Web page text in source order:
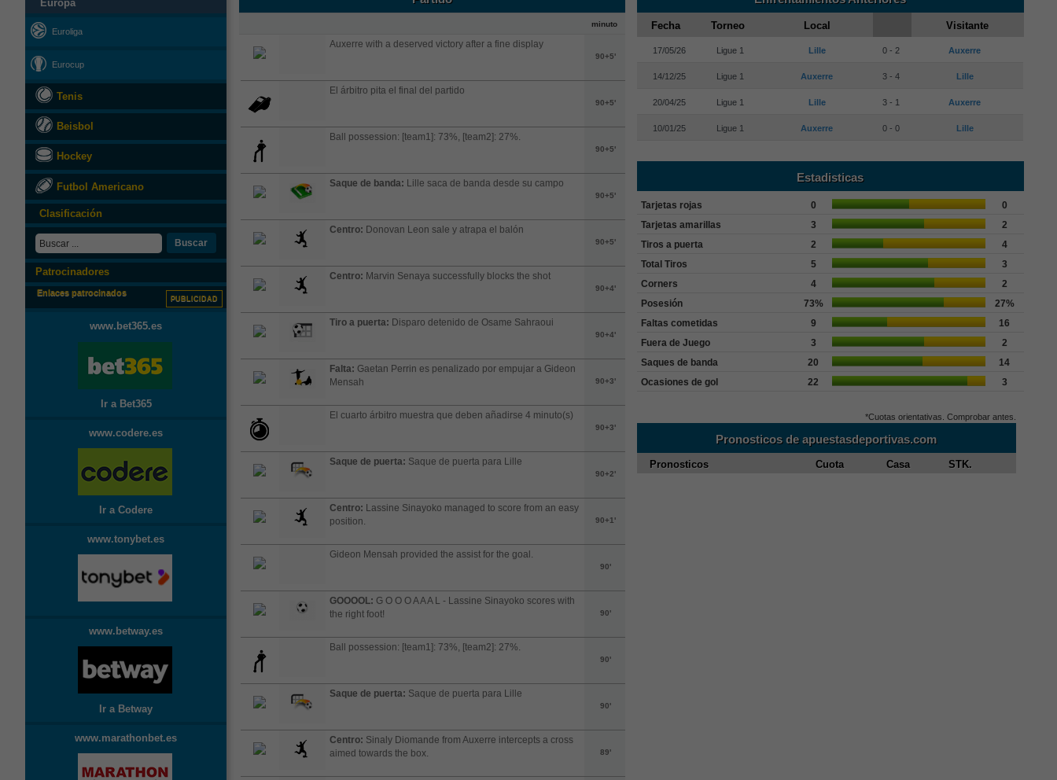
Europa
Euroliga
Eurocup
Tenis
Beisbol
Hockey
Futbol Americano
Clasificación
Buscar
Patrocinadores
Enlaces patrocinados
PUBLICIDAD
www.bet365.es
Ir a Bet365
www.codere.es
Ir a Codere
www.tonybet.es
www.betway.es
Ir a Betway
www.marathonbet.es
minuto
Auxerre with a deserved victory after a fine display
90+5'
El árbitro pita el final del partido
90+5'
Ball possession: [team1]: 73%, [team2]: 27%.
90+5'
Saque de banda: Lille saca de banda desde su campo
90+5'
Centro: Donovan Leon sale y atrapa el balón
90+5'
Centro: Marvin Senaya successfully blocks the shot
90+4'
Tiro a puerta: Disparo detenido de Osame Sahraoui
90+4'
Falta: Gaetan Perrin es penalizado por empujar a Gideon
Mensah
90+3'
El cuarto árbitro muestra que deben añadirse 4 minuto(s)
90+3'
Saque de puerta: Saque de puerta para Lille
90+2'
Centro: Lassine Sinayoko managed to score from an easy
position.
90+1'
Gideon Mensah provided the assist for the goal.
90'
GOOOOL: G O O O A A A L - Lassine Sinayoko scores with
the right foot!
90'
Ball possession: [team1]: 73%, [team2]: 27%.
90'
Saque de puerta: Saque de puerta para Lille
90'
Centro: Sinaly Diomande from Auxerre intercepts a cross
aimed towards the box.
89'
Fecha Torneo Local Visitante
17/05/26 Ligue 1 Lille 0 - 2 Auxerre
14/12/25 Ligue 1 Auxerre 3 - 4 Lille
20/04/25 Ligue 1 Lille 3 - 1 Auxerre
10/01/25 Ligue 1 Auxerre 0 - 0 Lille
Estadisticas
Tarjetas rojas 0
0
Tarjetas amarillas
3
2
Tiros a puerta
2
4
Total Tiros
5
3
Corners
4
2
Posesión
73%
27%
Faltas cometidas
9
16
Fuera de Juego
3
2
Saques de banda
20
14
Ocasiones de gol
22 3
*Cuotas orientativas. Comprobar antes.
Pronosticos de apuestasdeportivas.com
Pronosticos Cuota Casa STK.